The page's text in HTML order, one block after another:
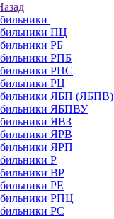
ПЦ
РБ
РПБ
РПС
РЦ
ЯБП (ЯБПВ)
ЯБПВУ
ЯВЗ
ЯРВ
ЯРП
Р
ВР
РЕ
РПЦ
РС